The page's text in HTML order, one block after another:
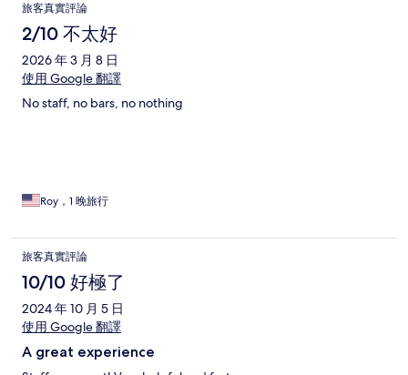
旅客真實評論
2/10 不太好
2026 年 3 月 8 日
使用 Google 翻譯
No staff, no bars, no nothing
Roy，1 晚旅行
旅客真實評論
10/10 好極了
2024 年 10 月 5 日
使用 Google 翻譯
A great experience